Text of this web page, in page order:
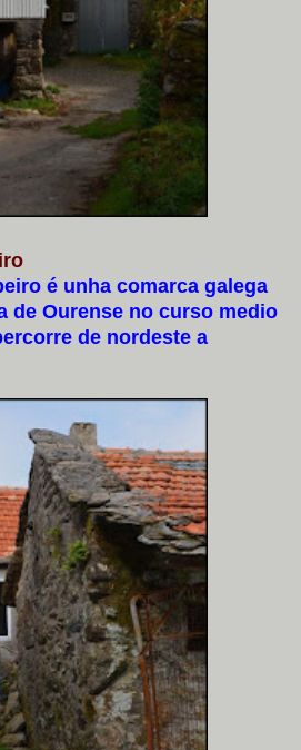
é unha comarca galega
de Ourense no curso medio
de nordeste a